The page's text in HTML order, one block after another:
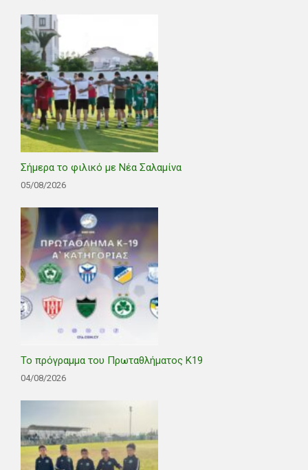
Σήμερα το φιλικό με Νέα Σαλαμίνα
05/08/2026
Το πρόγραμμα του Πρωταθλήματος Κ19
04/08/2026